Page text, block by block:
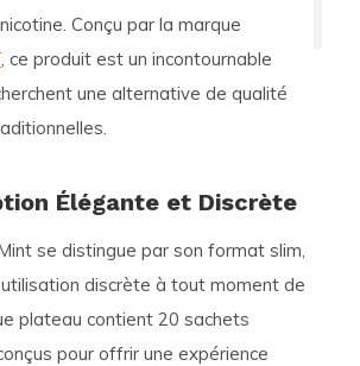
Conçu par la marque
, ce produit est un incontournable
une alternative de qualité
Élégante et Discrète
se distingue par son format slim,
discrète à tout moment de
plateau contient 20 sachets
pour offrir une expérience